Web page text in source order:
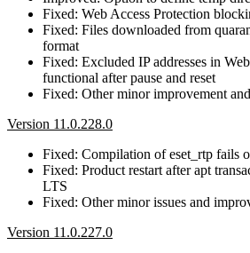
Fixed: Web Access Protection
Fixed: Files downloaded from
format
Fixed: Excluded IP addresses in
functional after pause and reset
Fixed: Other minor improvement
Version 11.0.228.0
Fixed: Compilation of eset_rtp fails
Fixed: Product restart after apt
LTS
Fixed: Other minor issues and
Version 11.0.227.0